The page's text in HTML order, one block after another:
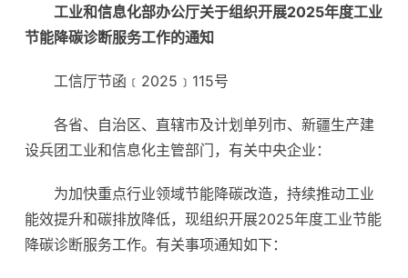
工业和信息化部办公厅关于组织开展2025年度工业
节能降碳诊断服务工作的通知
工信厅节函﹝2025﹞115号
各省、自治区、直辖市及计划单列市、新疆生产建
设兵团工业和信息化主管部门，有关中央企业：
为加快重点行业领域节能降碳改造，持续推动工业
能效提升和碳排放降低，现组织开展2025年度工业节能
降碳诊断服务工作。有关事项通知如下：